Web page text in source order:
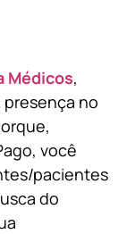
Médicos,
presença no
você
pacientes
do